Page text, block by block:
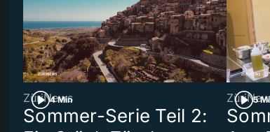
4 Min
ZüriNews
Sommer-Serie Teil 2:
5